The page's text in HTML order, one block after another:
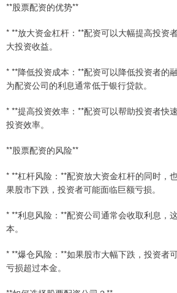
**股票配资的优势**
* **放大资金杠杆：**配资可以大幅提高投资
大投资收益。
* **降低投资成本：**配资可以降低投资者的
为配资公司的利息通常低于银行贷款。
* **提高投资效率：**配资可以帮助投资者快
投资效率。
**股票配资的风险**
* **杠杆风险：**配资放大资金杠杆的同时，
果股市下跌，投资者可能面临巨额亏损。
* **利息风险：**配资公司通常会收取利息，
本。
* **爆仓风险：**如果股市大幅下跌，投资者
亏损超过本金。